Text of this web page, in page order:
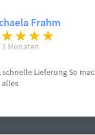
Frahm
Monaten
Lieferung So
alles